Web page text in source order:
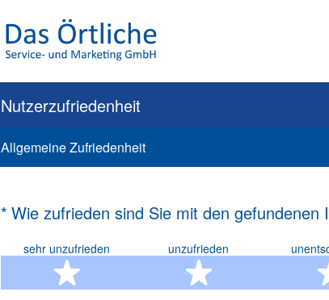
Nutzerzufriedenheit
Allgemeine Zufriedenheit
* Wie zufrieden sind Sie mit den gefundenen
(Erforderlich.)
sehr unzufrieden
1 Stern
unzufrieden
2 Sterne